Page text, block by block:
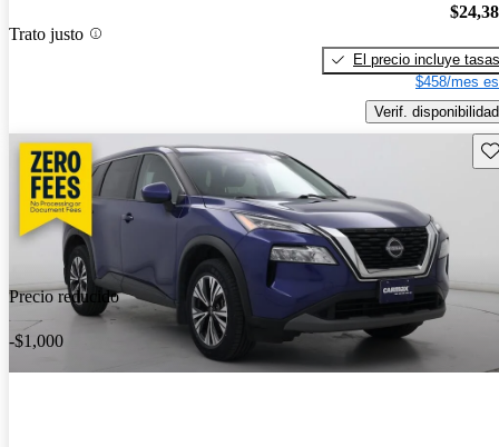
Trato justo
El precio incluye tasas
$458/mes
Verif. disponibilidad
Precio reducido
-$1,000